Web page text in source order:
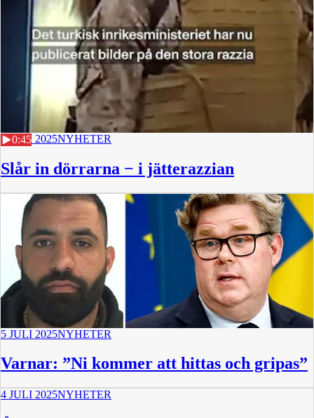
0:45
5 JULI 2025NYHETER
Slår in dörrarna − i jätterazzian
5 JULI 2025NYHETER
Varnar: ”Ni kommer att hittas och gripas”
4 JULI 2025NYHETER